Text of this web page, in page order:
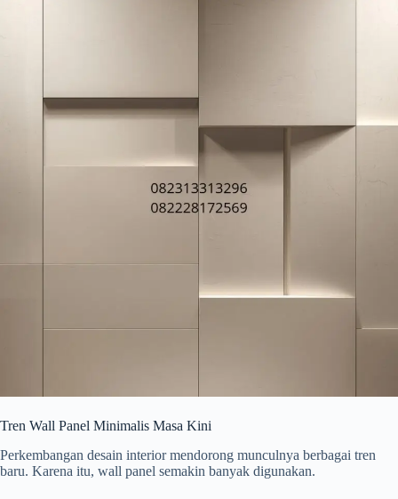
Tren Wall Panel Minimalis Masa Kini
Perkembangan desain interior mendorong munculnya berbagai tren
baru. Karena itu, wall panel semakin banyak digunakan.